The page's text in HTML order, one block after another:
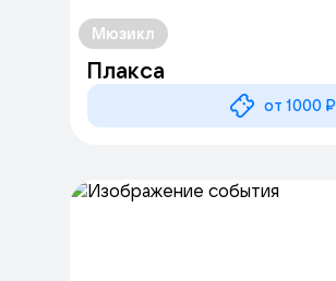
Мюзикл
Плакса
от 1000 ₽